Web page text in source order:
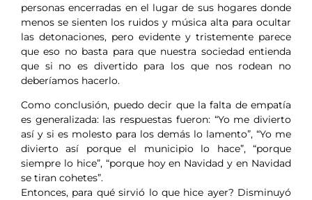
personas encerradas en el lugar de sus hogares donde
menos se sienten los ruidos y música alta para ocultar
las detonaciones, pero evidente y tristemente parece
que eso no basta para que nuestra sociedad entienda
que si no es divertido para los que nos rodean no
deberíamos hacerlo.
Como conclusión, puedo decir que la falta de empatía
es generalizada: las respuestas fueron: “Yo me divierto
así y si es molesto para los demás lo lamento”, “Yo me
divierto así porque el municipio lo hace”, “porque
siempre lo hice”, “porque hoy en Navidad y en Navidad
se tiran cohetes”.
Entonces, para qué sirvió lo que hice ayer? Disminuyó